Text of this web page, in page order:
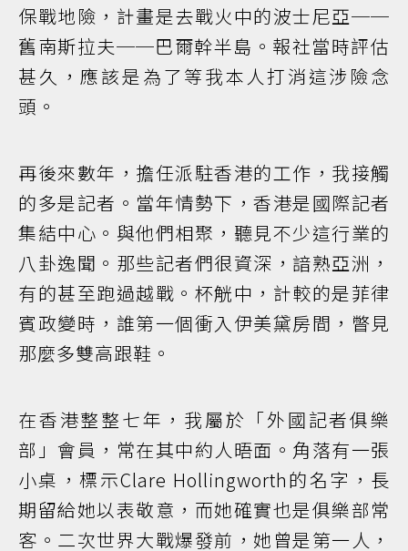
保戰地險，計畫是去戰火中的波士尼亞──
舊南斯拉夫──巴爾幹半島。報社當時評估
甚久，應該是為了等我本人打消這涉險念
頭。
再後來數年，擔任派駐香港的工作，我接觸
的多是記者。當年情勢下，香港是國際記者
集結中心。與他們相聚，聽見不少這行業的
八卦逸聞。那些記者們很資深，諳熟亞洲，
有的甚至跑過越戰。杯觥中，計較的是菲律
賓政變時，誰第一個衝入伊美黛房間，瞥見
那麼多雙高跟鞋。
在香港整整七年，我屬於「外國記者俱樂
部」會員，常在其中約人晤面。角落有一張
小桌，標示Clare Hollingworth的名字，長
期留給她以表敬意，而她確實也是俱樂部常
客。二次世界大戰爆發前，她曾是第一人，